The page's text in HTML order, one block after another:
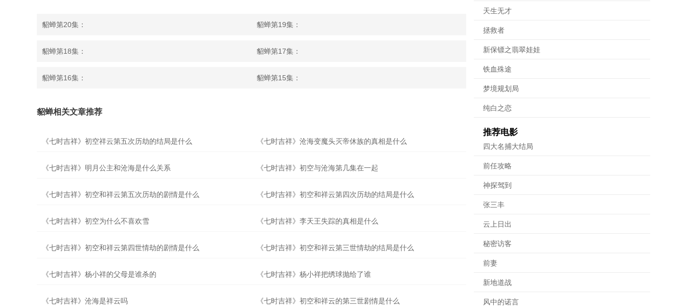
貂蝉第20集： 貂蝉第19集：
貂蝉第18集： 貂蝉第17集：
貂蝉第16集： 貂蝉第15集：
貂蝉相关文章推荐
《七时吉祥》初空祥云第五次历劫的结局是什么 《七时吉祥》沧海变魔头灭帝休族的真相是什么
《七时吉祥》明月公主和沧海是什么关系 《七时吉祥》初空与沧海第几集在一起
《七时吉祥》初空和祥云第五次历劫的剧情是什么 《七时吉祥》初空和祥云第四次历劫的结局是什么
《七时吉祥》初空为什么不喜欢雪 《七时吉祥》李天王失踪的真相是什么
《七时吉祥》初空和祥云第四世情劫的剧情是什么 《七时吉祥》初空和祥云第三世情劫的结局是什么
《七时吉祥》杨小祥的父母是谁杀的 《七时吉祥》杨小祥把绣球抛给了谁
《七时吉祥》沧海是祥云吗 《七时吉祥》初空和祥云的第三世剧情是什么
天生无才
拯救者
新保镖之翡翠娃娃
铁血殊途
梦境规划局
纯白之恋
推荐电影
四大名捕大结局
前任攻略
神探驾到
张三丰
云上日出
秘密访客
前妻
新地道战
风中的诺言